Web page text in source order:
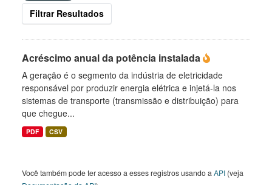
Filtrar Resultados
Acréscimo anual da potência instalada
A geração é o segmento da indústria de eletricidade
responsável por produzir energia elétrica e injetá-la nos
sistemas de transporte (transmissão e distribuição) para
que chegue...
PDF CSV
Você também pode ter acesso a esses registros usando a API (veja